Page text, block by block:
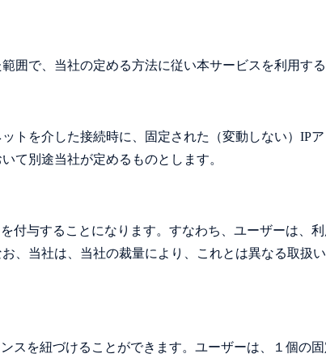
囲で、当社の定める方法に従い本サービスを利用する
トを介した接続時に、固定された（変動しない）IP
て別途当社が定めるものとします。
付与することになります。すなわち、ユーザーは、
、当社は、当社の裁量により、これとは異なる取扱
スを紐づけることができます。ユーザーは、１個の